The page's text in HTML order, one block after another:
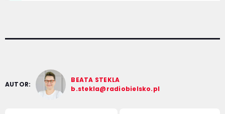
AUTOR:
BEATA STEKLA
b.stekla@radiobielsko.pl